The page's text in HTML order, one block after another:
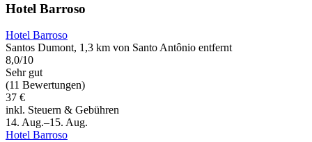
Hotel Barroso
Hotel Barroso
Santos Dumont, 1,3 km von Santo Antônio entfernt
8,0/10
Sehr gut
(11 Bewertungen)
37 €
inkl. Steuern & Gebühren
14. Aug.–15. Aug.
Hotel Barroso